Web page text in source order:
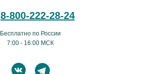
Бесплатно по России
7:00 - 16:00 МСК
8-800-222-28-24